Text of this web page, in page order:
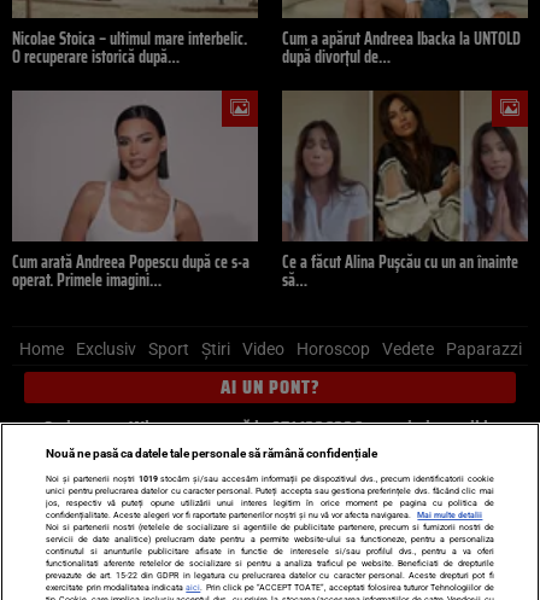
Nicolae Stoica – ultimul mare interbelic.
O recuperare istorică după…
Cum a apărut Andreea Ibacka la UNTOLD
după divorțul de…
Cum arată Andreea Popescu după ce s-a
operat. Primele imagini…
Ce a făcut Alina Pușcău cu un an înainte
să…
Home Exclusiv Sport Știri Video Horoscop Vedete Paparazzi
AI UN PONT?
Scrie-ne pe Whatsapp, sună la 0741226226 sau trimite mail la
pont@cancan.ro
Știri interne Știri externe
Politică
Ultimele stiri
Diete Insula Iubirii Dictionar de vise
LIFE STYLE
Horoscop
Nouă ne pasă ca datele tale personale să rămână confidențiale
Noi și partenerii noștri 1019stocăm și/sau accesăm informații pe dispozitivul dvs., precum identificatorii cookie
unici pentru prelucrarea datelor cu caracter personal. Puteți accepta sau gestiona preferințele dvs. făcând clic mai
jos, respectiv vă puteți opune utilizării unui interes legitim în orice moment pe pagina cu politica de
confidențialitate. Aceste alegeri vor fi raportate partenerilor noștri și nu vă vor afecta navigarea.
Mai multe detalii
Noi si partenerii nostri (retelele de socializare si agentiile de publicitate partenere, precum si furnizorii nostri de
servicii de date analitice) prelucram date pentru a permite website-ului sa functioneze, pentru a personaliza
continutul si anunturile publicitare afisate in functie de interesele si/sau profilul dvs., pentru a va oferi
functionalitati aferente retelelor de socializare si pentru a analiza traficul pe website. Beneficiati de drepturile
prevazute de art. 15-22 din GDPR in legatura cu prelucrarea datelor cu caracter personal. Aceste drepturi pot fi
exercitate prin modalitatea indicataaici . Prin click pe “ACCEPT TOATE”, acceptati folosirea tuturor Tehnologiilor de